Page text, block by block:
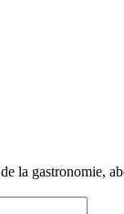
la gastronomie,